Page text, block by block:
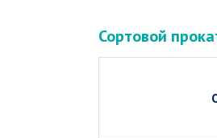
Сортовой